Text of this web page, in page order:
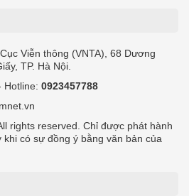
Viễn thông (VNTA), 68 Dương
TP. Hà Nội.
Hotline: 0923457788
rights reserved. Chỉ được phát hành
khi có sự đồng ý bằng văn bản của